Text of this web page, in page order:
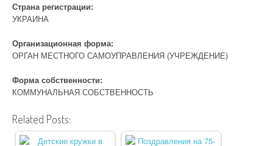
Страна регистрации:
УКРАИНА
Организационная форма:
ОРГАН МЕСТНОГО САМОУПРАВЛЕНИЯ (УЧРЕЖДЕНИЕ)
Форма собственности:
КОММУНАЛЬНАЯ СОБСТВЕННОСТЬ
Related Posts: